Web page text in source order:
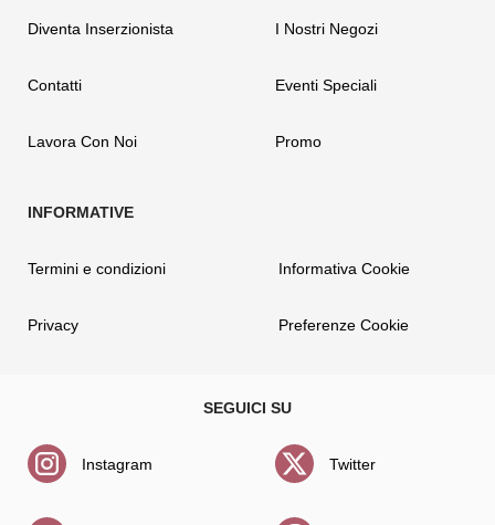
Diventa Inserzionista
Contatti
Lavora Con Noi
I Nostri Negozi
Eventi Speciali
Promo
Termini e condizioni
Privacy
Informativa Cookie
Preferenze Cookie
Instagram Twitter